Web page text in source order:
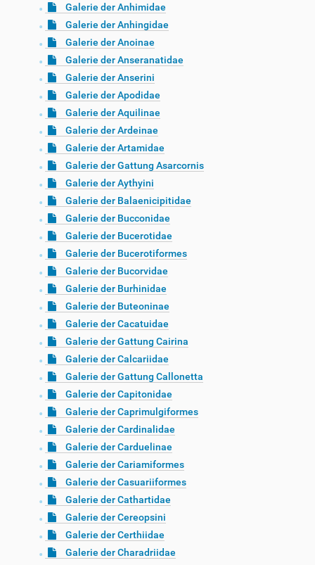
Galerie der Anhimidae
Galerie der Anhingidae
Galerie der Anoinae
Galerie der Anseranatidae
Galerie der Anserini
Galerie der Apodidae
Galerie der Aquilinae
Galerie der Ardeinae
Galerie der Artamidae
Galerie der Gattung Asarcornis
Galerie der Aythyini
Galerie der Balaenicipitidae
Galerie der Bucconidae
Galerie der Bucerotidae
Galerie der Bucerotiformes
Galerie der Bucorvidae
Galerie der Burhinidae
Galerie der Buteoninae
Galerie der Cacatuidae
Galerie der Gattung Cairina
Galerie der Calcariidae
Galerie der Gattung Callonetta
Galerie der Capitonidae
Galerie der Caprimulgiformes
Galerie der Cardinalidae
Galerie der Carduelinae
Galerie der Cariamiformes
Galerie der Casuariiformes
Galerie der Cathartidae
Galerie der Cereopsini
Galerie der Certhiidae
Galerie der Charadriidae